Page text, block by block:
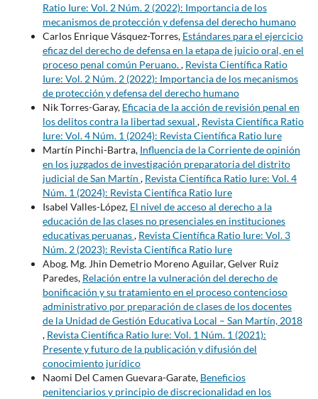
Ratio Iure: Vol. 2 Núm. 2 (2022): Importancia de los
mecanismos de protección y defensa del derecho humano
Carlos Enrique Vásquez-Torres, Estándares para el ejercicio
eficaz del derecho de defensa en la etapa de juicio oral, en el
proceso penal común Peruano., Revista Científica Ratio
Iure: Vol. 2 Núm. 2 (2022): Importancia de los mecanismos
de protección y defensa del derecho humano
Nik Torres-Garay, Eficacia de la acción de revisión penal en
los delitos contra la libertad sexual , Revista Científica Ratio
Iure: Vol. 4 Núm. 1 (2024): Revista Científica Ratio Iure
Martín Pinchi-Bartra, Influencia de la Corriente de opinión
en los juzgados de investigación preparatoria del distrito
judicial de San Martín , Revista Científica Ratio Iure: Vol. 4
Núm. 1 (2024): Revista Científica Ratio Iure
Isabel Valles-López, El nivel de acceso al derecho a la
educación de las clases no presenciales en instituciones
educativas peruanas, Revista Científica Ratio Iure: Vol. 3
Núm. 2 (2023): Revista Científica Ratio Iure
Abog. Mg. Jhin Demetrio Moreno Aguilar, Gelver Ruiz
Paredes, Relación entre la vulneración del derecho de
bonificación y su tratamiento en el proceso contencioso
administrativo por preparación de clases de los docentes
de la Unidad de Gestión Educativa Local – San Martín, 2018
, Revista Científica Ratio Iure: Vol. 1 Núm. 1 (2021):
Presente y futuro de la publicación y difusión del
conocimiento jurídico
Naomi Del Camen Guevara-Garate, Beneficios
penitenciarios y principio de discrecionalidad en los